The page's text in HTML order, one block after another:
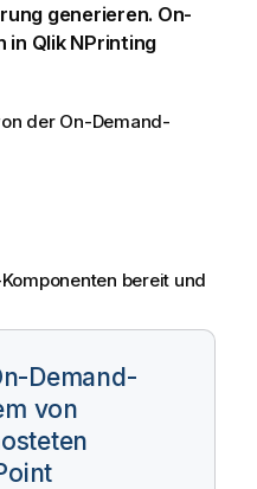
generieren. On-
in Qlik NPrinting
der On-Demand-
bereit und
Demand-
von